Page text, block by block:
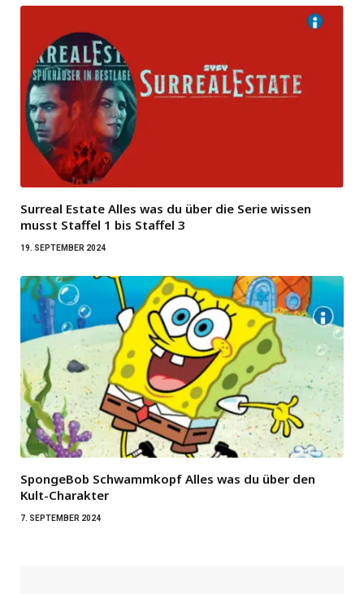
Surreal Estate Alles was du über die Serie wissen
musst Staffel 1 bis Staffel 3
19. SEPTEMBER 2024
SpongeBob Schwammkopf Alles was du über den
Kult-Charakter
7. SEPTEMBER 2024